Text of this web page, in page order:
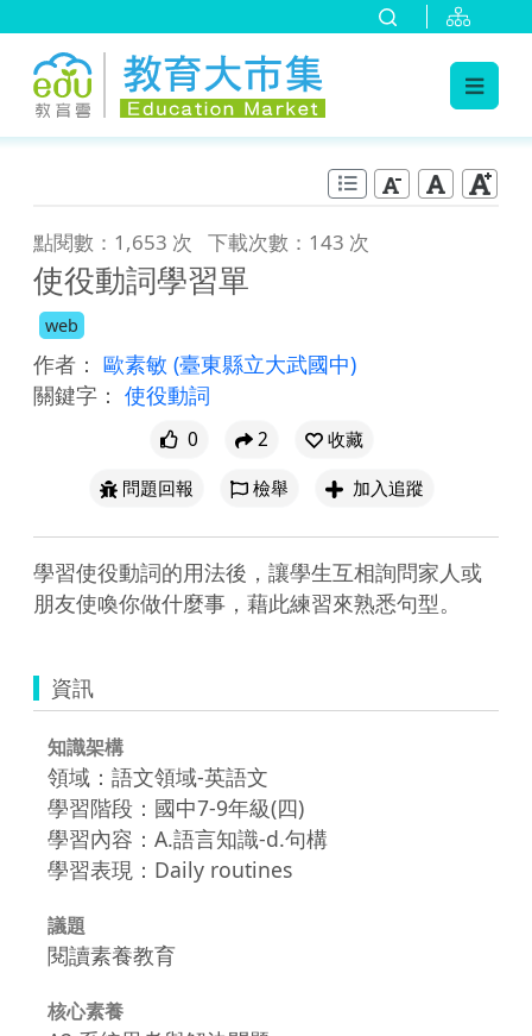
點閱數：1,653 次 下載次數：143 次
使役動詞學習單
web
作者： 歐素敏 (臺東縣立大武國中)
關鍵字： 使役動詞
0 2
收藏
問題回報
檢舉 加入追蹤
學習使役動詞的用法後，讓學生互相詢問家人或
朋友使喚你做什麼事，藉此練習來熟悉句型。
資訊
知識架構
領域：語文領域-英語文
學習階段：國中7-9年級(四)
學習內容：A.語言知識-d.句構
學習表現：Daily routines
議題
閱讀素養教育
核心素養